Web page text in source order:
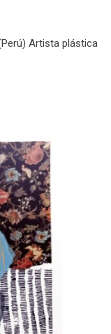
Artista plástica